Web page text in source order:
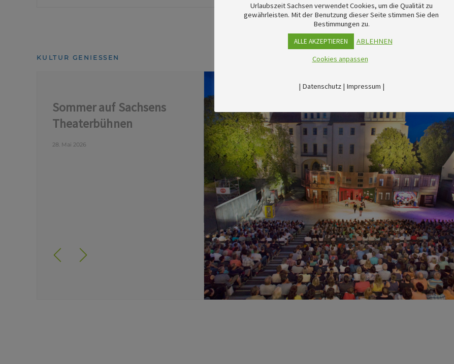
11. Juni 2026
KULTUR GENIESSEN
Sommer auf Sachsens
Theaterbühnen
28. Mai 2026
Urlaubszeit Sachsen verwendet Cookies, um die Qualität zu
gewährleisten. Mit der Benutzung dieser Seite stimmen Sie den
Bestimmungen zu.
ALLE AKZEPTIEREN
ABLEHNEN
Cookies anpassen
| Datenschutz| Impressum |